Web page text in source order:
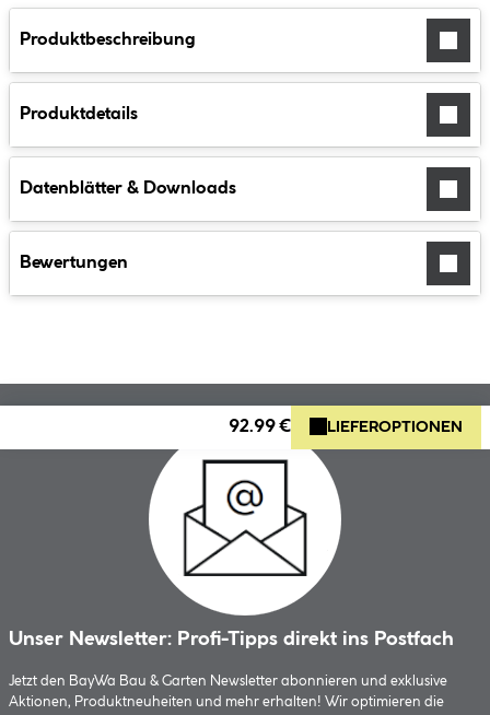
Produktbeschreibung
Produktdetails
Datenblätter & Downloads
Bewertungen
92.99 € LIEFEROPTIONEN
Unser Newsletter: Profi-Tipps direkt ins Postfach
Jetzt den BayWa Bau & Garten Newsletter abonnieren und exklusive
Aktionen, Produktneuheiten und mehr erhalten! Wir optimieren die